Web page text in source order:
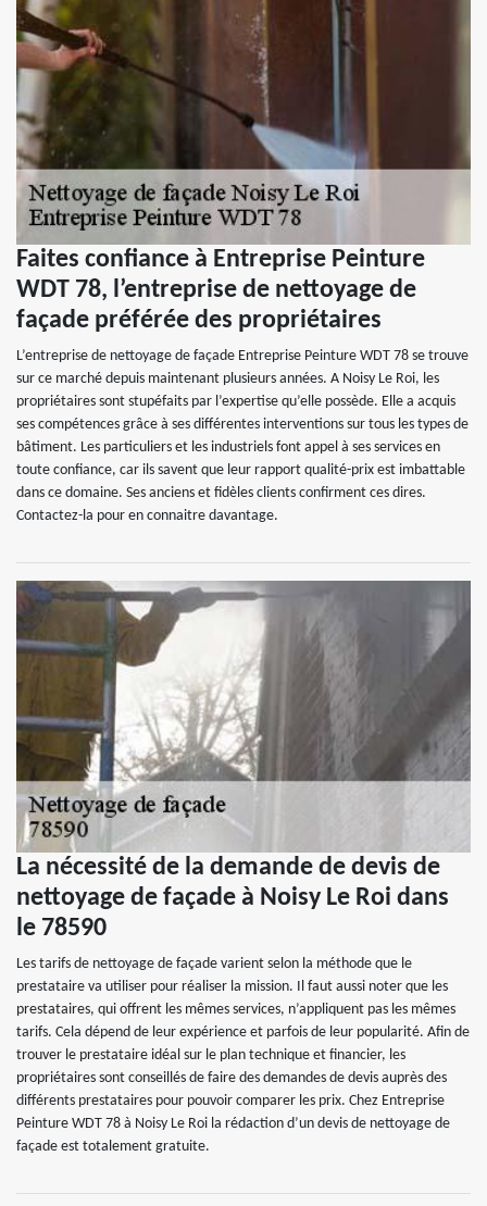
Faites confiance à Entreprise Peinture
WDT 78, l’entreprise de nettoyage de
façade préférée des propriétaires
L’entreprise de nettoyage de façade Entreprise Peinture WDT 78 se trouve
sur ce marché depuis maintenant plusieurs années. A Noisy Le Roi, les
propriétaires sont stupéfaits par l’expertise qu’elle possède. Elle a acquis
ses compétences grâce à ses différentes interventions sur tous les types de
bâtiment. Les particuliers et les industriels font appel à ses services en
toute confiance, car ils savent que leur rapport qualité-prix est imbattable
dans ce domaine. Ses anciens et fidèles clients confirment ces dires.
Contactez-la pour en connaitre davantage.
La nécessité de la demande de devis de
nettoyage de façade à Noisy Le Roi dans
le 78590
Les tarifs de nettoyage de façade varient selon la méthode que le
prestataire va utiliser pour réaliser la mission. Il faut aussi noter que les
prestataires, qui offrent les mêmes services, n’appliquent pas les mêmes
tarifs. Cela dépend de leur expérience et parfois de leur popularité. Afin de
trouver le prestataire idéal sur le plan technique et financier, les
propriétaires sont conseillés de faire des demandes de devis auprès des
différents prestataires pour pouvoir comparer les prix. Chez Entreprise
Peinture WDT 78 à Noisy Le Roi la rédaction d’un devis de nettoyage de
façade est totalement gratuite.